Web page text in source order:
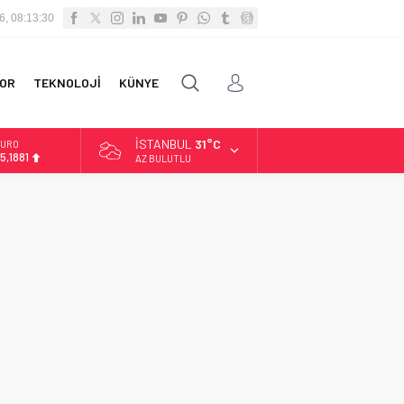
08:13:30
TEKNOLOJİ KÜNYE
İSTANBUL 31°C
AZ BULUTLU